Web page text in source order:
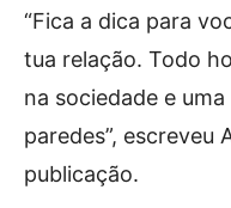
“Fica a dica para
tua relação. Todo
na sociedade e
paredes”, escreveu
publicação.